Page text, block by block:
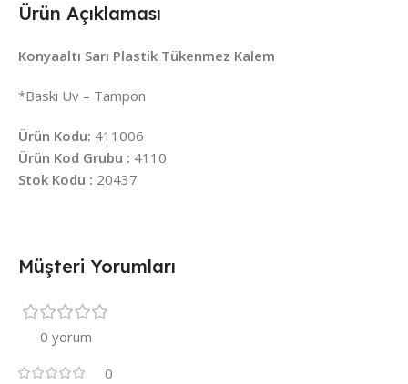
Ürün Açıklaması
Konyaaltı Sarı Plastik Tükenmez Kalem
*Baskı Uv – Tampon
Ürün Kodu: 411006
Ürün Kod Grubu : 4110
Stok Kodu : 20437
Müşteri Yorumları
0 yorum
0